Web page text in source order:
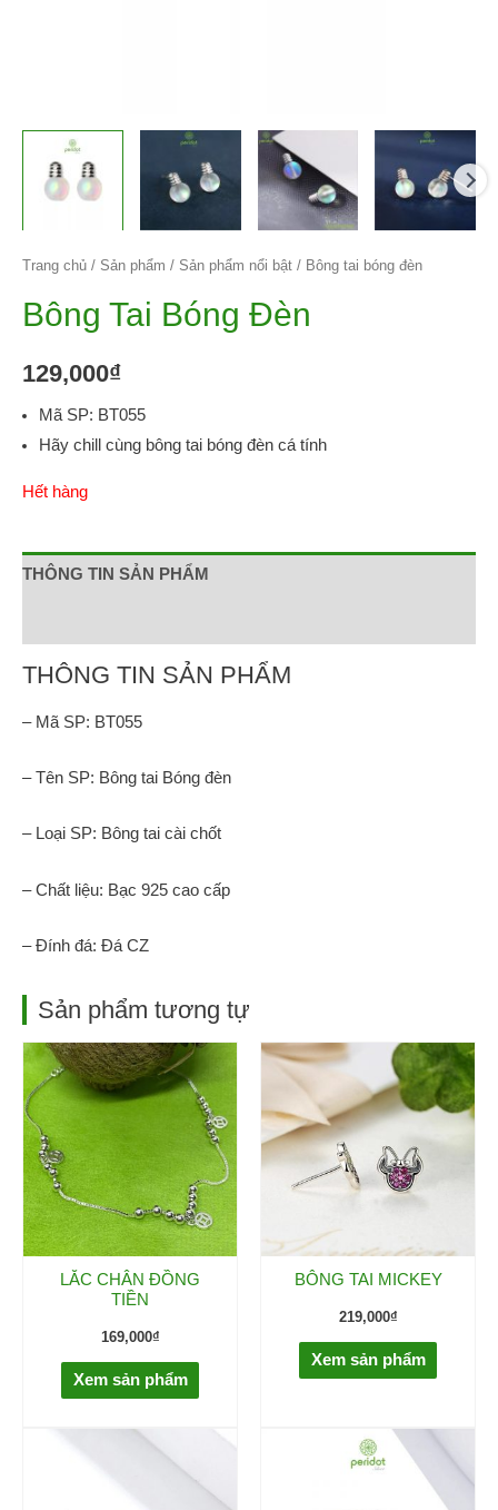
Trang chủ / Sản phẩm / Sản phẩm nổi bật / Bông tai bóng đèn
Bông Tai Bóng Đèn
129,000₫
Mã SP: BT055
Hãy chill cùng bông tai bóng đèn cá tính
Hết hàng
THÔNG TIN SẢN PHẨM
THÔNG TIN SẢN PHẨM
– Mã SP: BT055
– Tên SP: Bông tai Bóng đèn
– Loại SP: Bông tai cài chốt
– Chất liệu: Bạc 925 cao cấp
– Đính đá: Đá CZ
Sản phẩm tương tự
LẮC CHÂN ĐỒNG
TIỀN
169,000₫
Xem sản phẩm
BÔNG TAI MICKEY
219,000₫
Xem sản phẩm